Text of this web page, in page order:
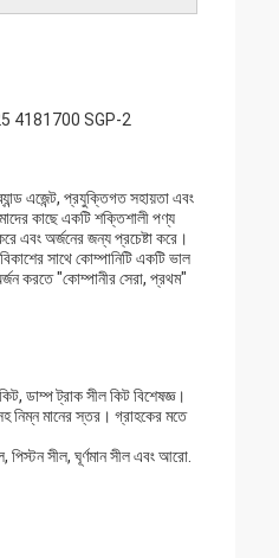
4181700 SGP-2
এজেন্ট, প্রযুক্তিগত সহায়তা এবং
কাছে একটি শক্তিশালী পণ্য
এবং অর্জনের জন্য প্রচেষ্টা করে।
সাথে কোম্পানিটি একটি ভাল
করতে "কোম্পানীর সেরা, প্রথম"
ডাম্প ট্রাক সীল কিট বিশেষজ্ঞ।
নিম্ন মানের স্তর। গ্রাহকের মতে
সীল, ঘূর্ণমান সীল এবং আরো.